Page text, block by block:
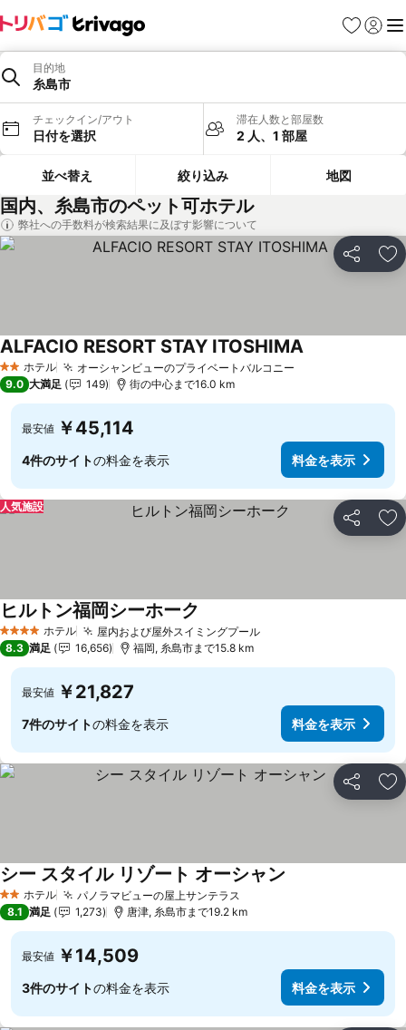
お気に入り
ログイ
メ
目的地
糸島市
チェックイン/アウト
日付を選択
滞在人数と部屋数
2 人、1 部屋
並べ替え 絞り込み 地図
国内、糸島市のペット可ホテル
弊社への手数料が検索結果に及ぼす影響について
シェア お
2 ホテルのランク
ホテル オーシャンビューのプライベートバルコニー
ALFACIO RESORT STAY ITOSHIMA料金を表示
9.0 大満足 149 街の中心まで16.0 km
最安値 ￥45,114
4件のサイトの料金を表示 料金を表示
シェア お
人気施設
4 ホテルのランク
ホテル 屋内および屋外スイミングプール料金を表示
ヒルトン福岡シーホーク
8.3 満足 16,656 福岡, 糸島市まで15.8 km
最安値 ￥21,827
7件のサイトの料金を表示 料金を表示
シェア お
2 ホテルのランク
ホテル パノラマビューの屋上サンテラス
シー スタイル リゾート オーシャン
8.1 満足 1,273 唐津, 糸島市まで19.2 km
最安値 ￥14,509
3件のサイトの料金を表示 料金を表示